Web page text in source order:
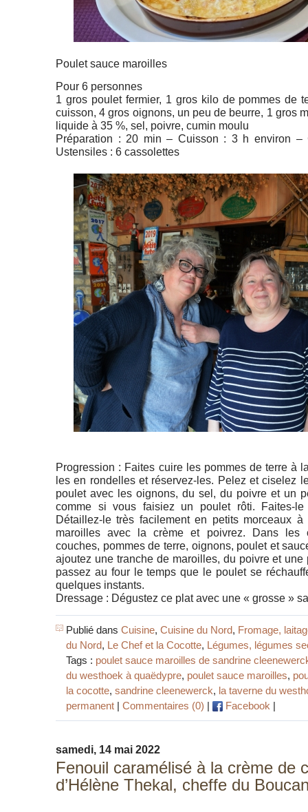
Poulet sauce maroilles
Pour 6 personnes
1 gros poulet fermier, 1 gros kilo de pommes de
cuisson, 4 gros oignons, un peu de beurre, 1 gros
liquide à 35 %, sel, poivre, cumin moulu
Préparation : 20 min – Cuisson : 3 h environ
Ustensiles : 6 cassolettes
Progression : Faites cuire les pommes de terre à
les en rondelles et réservez-les. Pelez et ciselez
poulet avec les oignons, du sel, du poivre et un
comme si vous faisiez un poulet rôti. Faites-
Détaillez-le très facilement en petits morceaux
maroilles avec la crème et poivrez. Dans les
couches, pommes de terre, oignons, poulet et
ajoutez une tranche de maroilles, du poivre et
passez au four le temps que le poulet se
quelques instants.
Dressage : Dégustez ce plat avec une « grosse »
Publié dans Cuisine, Cuisine du Nord, Fromage,
du Nord, Le Chef et la Cocotte, Légumes, légumes
Tags : poulet sauce maroilles de sandrine
du westhoek à quaëdypre, poulet sauce maroilles,
la cocotte, sandrine cleenewerck, la taverne du
permanent | Commentaires (0) | Facebook |
samedi, 14 mai 2022
Fenouil caramélisé à la crème de
d’Hélène Thekal, cheffe du